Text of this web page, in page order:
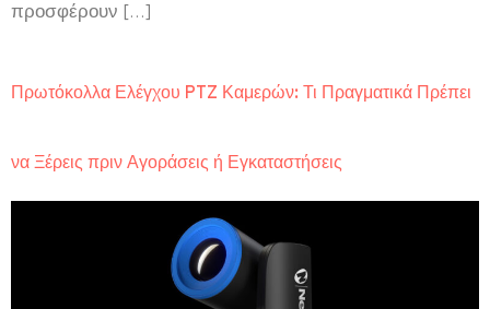
προσφέρουν […]
Πρωτόκολλα Ελέγχου PTZ Καμερών: Τι Πραγματικά Πρέπει
να Ξέρεις πριν Αγοράσεις ή Εγκαταστήσεις